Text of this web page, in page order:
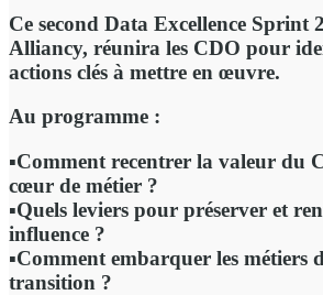
Ce second Data Excellence Sprint
Alliancy, réunira les CDO pour
actions clés à mettre en œuvre.
Au programme :
▪️Comment recentrer la valeur du
cœur de métier ?
▪️Quels leviers pour préserver et
influence ?
▪️Comment embarquer les métiers
transition ?